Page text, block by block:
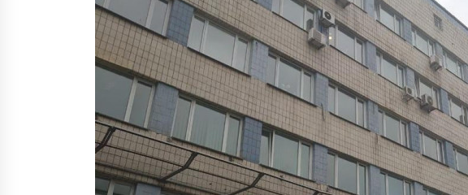
7 років ago
У КМДА просять не пускати в
школу дітей, у яких навіть легке
нездужання
6 років ago
Які ціни на переклад документів у
Києві 2025 року?
1 рік ago